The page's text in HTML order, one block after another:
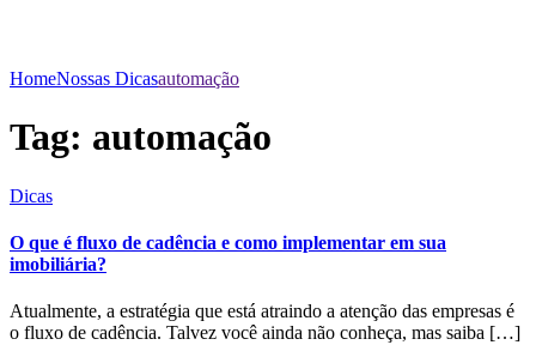
HomeNossas Dicasautomação
Tag: automação
Dicas
O que é fluxo de cadência e como implementar em sua
imobiliária?
Atualmente, a estratégia que está atraindo a atenção das empresas é
o fluxo de cadência. Talvez você ainda não conheça, mas saiba […]